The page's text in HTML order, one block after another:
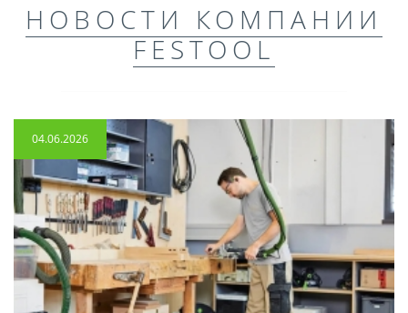
НОВОСТИ КОМПАНИИ
FESTOOL
04.06.2026